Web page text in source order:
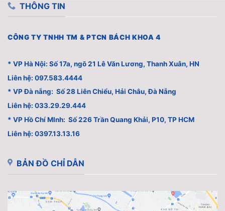
THÔNG TIN
CÔNG TY TNHH TM & PTCN BÁCH KHOA 4
* VP Hà Nội: Số 17a, ngõ 21 Lê Văn Lương, Thanh Xuân, HN
Liên hệ: 097.583.4444
* VP Đà nẵng: Số 28 Liên Chiểu, Hải Châu, Đà Nẵng
Liên hệ: 033.29.29.444
* VP Hồ Chí MInh: Số 226 Trần Quang Khải, P10, TP HCM
Liên hệ: 0397.13.13.16
BẢN ĐỒ CHỈ DẪN